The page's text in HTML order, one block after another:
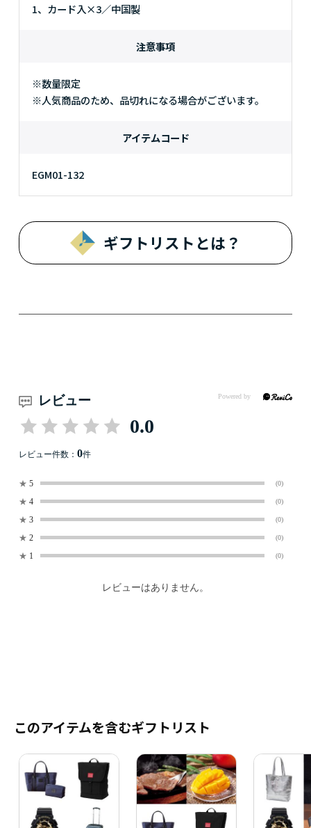
1、カード入×3／中国製
注意事項
※数量限定
※人気商品のため、品切れになる場合がございます。
アイテムコード
EGM01-132
ギフトリストとは？
レビュー
0.0
レビュー件数： 0件
★ 5 (0)
★ 4 (0)
★ 3 (0)
★ 2 (0)
★ 1 (0)
レビューはありません。
このアイテムを含むギフトリスト